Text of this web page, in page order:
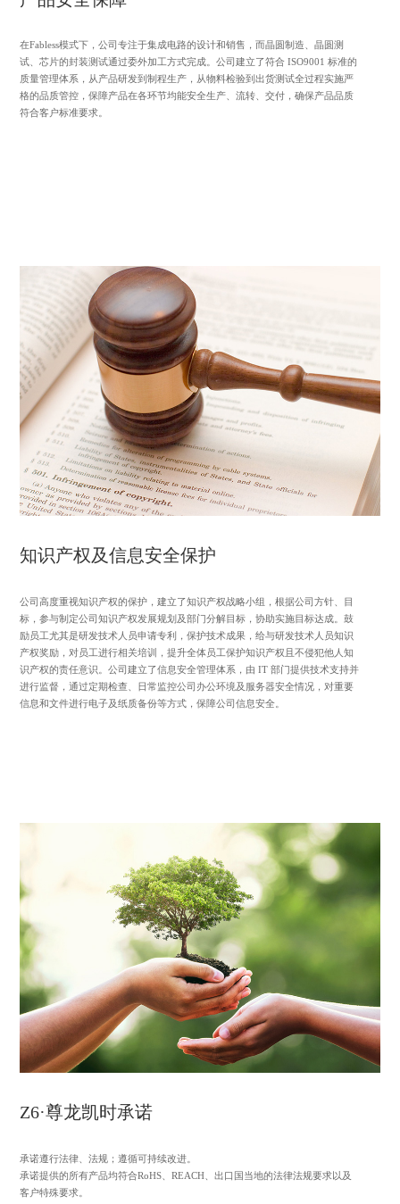
在Fabless模式下，公司专注于集成电路的设计和销售，而晶圆制造、晶圆测
试、芯片的封装测试通过委外加工方式完成。公司建立了符合 ISO9001 标准的
质量管理体系，从产品研发到制程生产，从物料检验到出货测试全过程实施严
格的品质管控，保障产品在各环节均能安全生产、流转、交付，确保产品品质
符合客户标准要求。
知识产权及信息安全保护
公司高度重视知识产权的保护，建立了知识产权战略小组，根据公司方针、目
标，参与制定公司知识产权发展规划及部门分解目标，协助实施目标达成。鼓
励员工尤其是研发技术人员申请专利，保护技术成果，给与研发技术人员知识
产权奖励，对员工进行相关培训，提升全体员工保护知识产权且不侵犯他人知
识产权的责任意识。公司建立了信息安全管理体系，由 IT 部门提供技术支持并
进行监督，通过定期检查、日常监控公司办公环境及服务器安全情况，对重要
信息和文件进行电子及纸质备份等方式，保障公司信息安全。
Z6·尊龙凯时承诺
承诺遵行法律、法规；遵循可持续改进。
承诺提供的所有产品均符合RoHS、REACH、出口国当地的法律法规要求以及
客户特殊要求。